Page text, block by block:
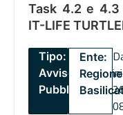
Task 4.2 e 4.3
IT-LIFE
Tipo:
Avviso
Pubblico
Ente:
Regione